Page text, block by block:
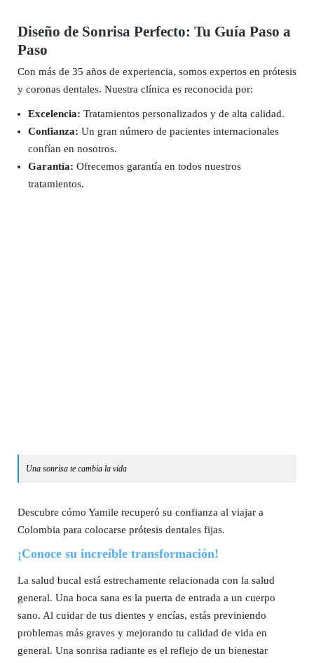
Diseño de Sonrisa Perfecto: Tu Guía Paso a
Paso
Con más de 35 años de experiencia, somos expertos en prótesis
y coronas dentales. Nuestra clínica es reconocida por:
Excelencia: Tratamientos personalizados y de alta calidad.
Confianza: Un gran número de pacientes internacionales
confían en nosotros.
Garantía: Ofrecemos garantía en todos nuestros
tratamientos.
Una sonrisa te cambia la vida
Descubre cómo Yamile recuperó su confianza al viajar a
Colombia para colocarse prótesis dentales fijas.
¡Conoce su increíble transformación!
La salud bucal está estrechamente relacionada con la salud
general. Una boca sana es la puerta de entrada a un cuerpo
sano. Al cuidar de tus dientes y encías, estás previniendo
problemas más graves y mejorando tu calidad de vida en
general. Una sonrisa radiante es el reflejo de un bienestar